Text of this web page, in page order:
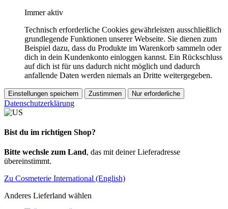
Immer aktiv
Technisch erforderliche Cookies gewährleisten ausschließlich
grundlegende Funktionen unserer Webseite. Sie dienen zum
Beispiel dazu, dass du Produkte im Warenkorb sammeln oder
dich in dein Kundenkonto einloggen kannst. Ein Rückschluss
auf dich ist für uns dadurch nicht möglich und dadurch
anfallende Daten werden niemals an Dritte weitergegeben.
Einstellungen speichern Zustimmen Nur erforderliche
Datenschutzerklärung
Bist du im richtigen Shop?
Bitte wechsle zum Land, das mit deiner Lieferadresse
übereinstimmt.
Zu Cosmeterie International (English)
Anderes Lieferland wählen